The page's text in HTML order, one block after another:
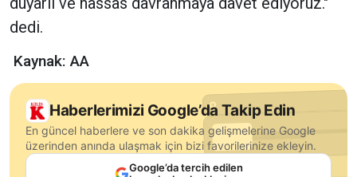
dedi.
Kaynak: AA
Haberlerimizi Google’da Takip Edin
En güncel haberlere ve son dakika gelişmelerine Google
üzerinden anında ulaşmak için bizi favorilerinize ekleyin.
Google’da tercih edilen